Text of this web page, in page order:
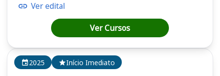
2025 Início Imediato
Ver edital
Ver Cursos